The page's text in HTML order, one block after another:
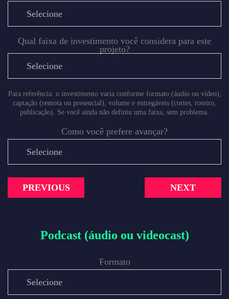
Qual faixa de investimento você considera para este
projeto?
Para referência: o investimento varia conforme formato (áudio ou vídeo),
captação (remota ou presencial), volume e entregáveis (cortes, roteiro,
publicação). Se você ainda não definiu uma faixa, sem problema.
Como você prefere avançar?
PREVIOUS NEXT
Podcast (áudio ou videocast)
Formato